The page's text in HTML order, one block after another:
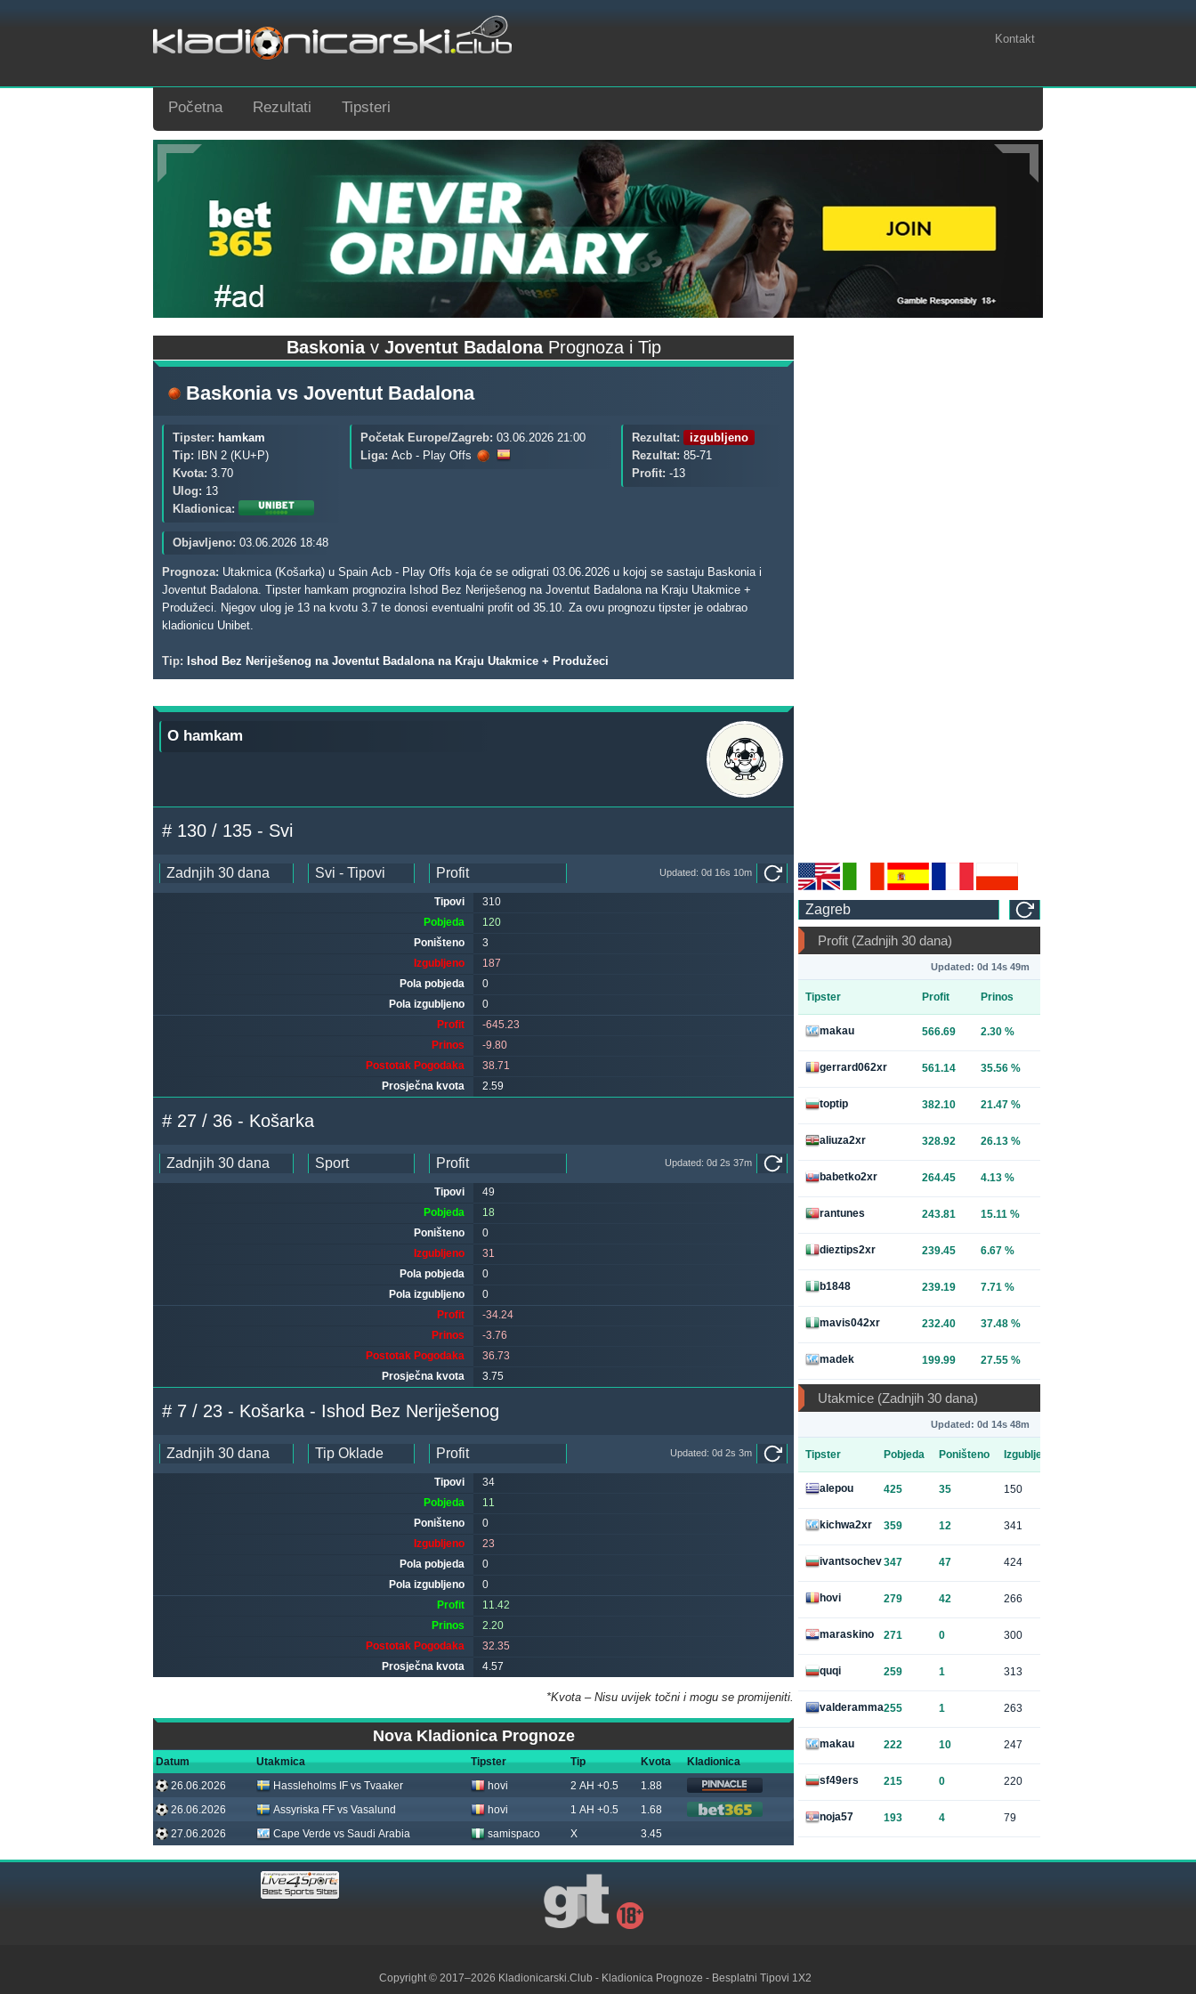
Kontakt
Početna Rezultati Tipsteri
Baskoniav Joventut BadalonaPrognoza i Tip
Baskoniavs Joventut Badalona
Tipster: hamkam
Tip:
IBN 2 (KU+P)
Kvota: 3.70
Ulog: 13
Kladionica:
Početak Europe/Zagreb: 03.06.2026 21:00
Liga: Acb - Play Offs
Rezultat:
izgubljeno
Rezultat: 85-71
Profit: -13
Objavljeno: 03.06.2026 18:48
Prognoza: Utakmica (Košarka) u Spain Acb - Play Offs koja će se odigrati 03.06.2026 u kojoj se sastaju Baskonia i
Joventut Badalona. Tipster hamkam prognozira Ishod Bez Neriješenog na Joventut Badalona na Kraju Utakmice +
Produžeci. Njegov ulog je 13 na kvotu 3.7 te donosi eventualni profit od 35.10. Za ovu prognozu tipster je odabrao
kladionicu Unibet.
Tip: Ishod Bez Neriješenog na Joventut Badalona na Kraju Utakmice + Produžeci
O hamkam
# 130 / 135 - Svi
Updated: 0d 16s 10m
Tipovi
Pobjeda
Poništeno
Izgubljeno
Pola pobjeda
Pola izgubljeno
310
120
3
187
0
0
Profit
Prinos
Postotak Pogodaka
Prosječna kvota
-645.23
-9.80
38.71
2.59
# 27 / 36 - Košarka
Updated: 0d 2s 37m
Tipovi
Pobjeda
Poništeno
Izgubljeno
Pola pobjeda
Pola izgubljeno
49
18
0
31
0
0
Profit
Prinos
Postotak Pogodaka
Prosječna kvota
-34.24
-3.76
36.73
3.75
# 7 / 23 - Košarka - Ishod Bez Neriješenog
Updated: 0d 2s 3m
Tipovi
Pobjeda
Poništeno
Izgubljeno
Pola pobjeda
Pola izgubljeno
34
11
0
23
0
0
Profit
Prinos
Postotak Pogodaka
Prosječna kvota
11.42
2.20
32.35
4.57
*Kvota – Nisu uvijek točni i mogu se promijeniti.
Nova Kladionica Prognoze
Datum Utakmica Tipster Tip Kvota
Kladionica
26.06.2026
Hassleholms IF vs Tvaaker hovi 2 AH +0.5
1.88
26.06.2026
Assyriska FF vs Vasalund hovi 1 AH +0.5
1.68
27.06.2026
Cape Verde vs Saudi Arabia samispaco X 3.45
Profit (Zadnjih 30 dana)
Updated: 0d 14s 49m
Tipster Profit Prinos
makau 566.69 2.30 %
gerrard062xr 561.14 35.56 %
toptip 382.10 21.47 %
aliuza2xr 328.92 26.13 %
babetko2xr 264.45 4.13 %
rantunes 243.81 15.11 %
dieztips2xr 239.45 6.67 %
b1848 239.19 7.71 %
mavis042xr 232.40 37.48 %
madek 199.99 27.55 %
Utakmice (Zadnjih 30 dana)
Updated: 0d 14s 48m
Tipster Pobjeda Poništeno Izgubljeno
alepou 425 35 150
kichwa2xr 359 12 341
ivantsochev347 47 424
hovi 279 42 266
maraskino 271 0 300
quqi 259 1 313
valderamma255 1 263
makau 222 10 247
sf49ers 215 0 220
noja57 193 4 79
Copyright © 2017–2026 Kladionicarski.Club - Kladionica Prognoze - Besplatni Tipovi 1X2